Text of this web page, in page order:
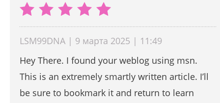
LSM99DNA | 9 марта 2025 | 11:49
Hey There. I found your weblog using msn.
This is an extremely smartly written article. I’ll
be sure to bookmark it and return to learn